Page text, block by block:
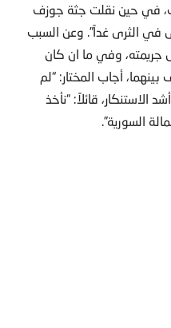
في حين نقلت جثة جوزف
الثرى غداً”. وعن السبب
جريمته، وفي ما ان كان
أجاب المختار: “لم
الاستنكار، قائلاً: “نأخذ
السورية”.